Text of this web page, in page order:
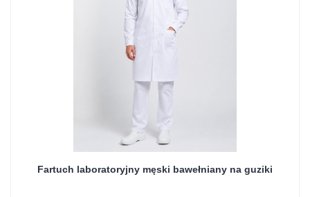
Fartuch laboratoryjny męski bawełniany na guziki